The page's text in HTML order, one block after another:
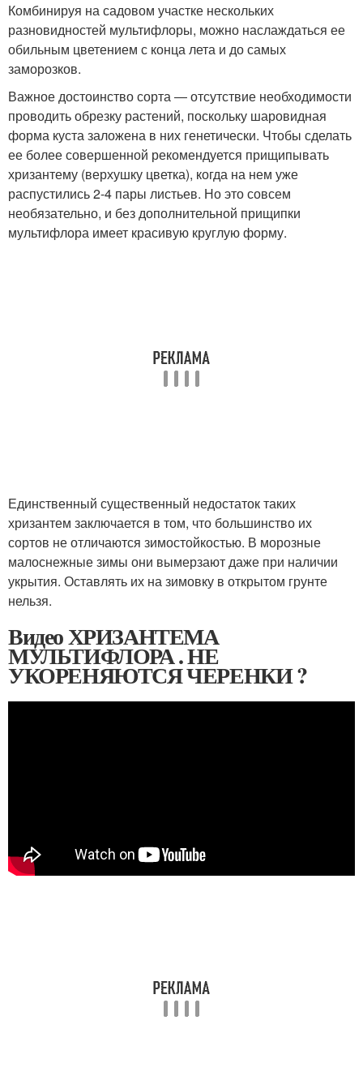
Комбинируя на садовом участке нескольких
разновидностей мультифлоры, можно наслаждаться ее
обильным цветением с конца лета и до самых
заморозков.
Важное достоинство сорта ― отсутствие необходимости
проводить обрезку растений, поскольку шаровидная
форма куста заложена в них генетически. Чтобы сделать
ее более совершенной рекомендуется прищипывать
хризантему (верхушку цветка), когда на нем уже
распустились 2-4 пары листьев. Но это совсем
необязательно, и без дополнительной прищипки
мультифлора имеет красивую круглую форму.
Единственный существенный недостаток таких
хризантем заключается в том, что большинство их
сортов не отличаются зимостойкостью. В морозные
малоснежные зимы они вымерзают даже при наличии
укрытия. Оставлять их на зимовку в открытом грунте
нельзя.
Видео ХРИЗАНТЕМА
МУЛЬТИФЛОРА . НЕ
УКОРЕНЯЮТСЯ ЧЕРЕНКИ ?